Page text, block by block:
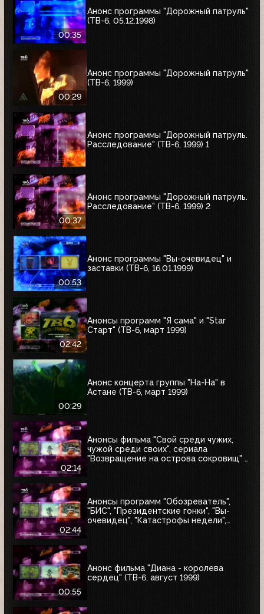
00:35
Анонс программы "Дорожный патруль"
(ТВ-6, 05.12.1998)
00:29
Анонс программы "Дорожный патруль"
(ТВ-6, 1999)
Анонс программы "Дорожный патруль.
Расследование" (ТВ-6, 1999) 1
00:37
Анонс программы "Дорожный патруль.
Расследование" (ТВ-6, 1999) 2
00:53
Анонс программы "Вы-очевидец" и
заставки (ТВ-6, 16.01.1999)
02:42
Анонсы программ "Я сама" и "Star
Старт" (ТВ-6, март 1999)
00:29
Анонс концерта группы "На-На" в
Астане (ТВ-6, март 1999)
02:14
Анонсы фильма "Свой среди чужих,
чужой среди своих", сериала
"Возвращение на острова сокровищ" и
02:44
Анонсы программ "Обозреватель",
"БИС", "Президентские гонки", "Вы-
очевидец", "Катастрофы недели",
00:55
Анонс фильма "Диана - королева
сердец" (ТВ-6, август 1999)